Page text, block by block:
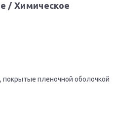
/ Химическое
пленочной оболочкой